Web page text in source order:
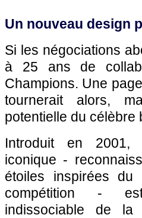
Un nouveau design
Si les négociations
à 25 ans de
Champions. Une
tournerait alors,
potentielle du célèbre
Introduit en 2001,
iconique -
étoiles inspirées
compétition -
indissociable de la